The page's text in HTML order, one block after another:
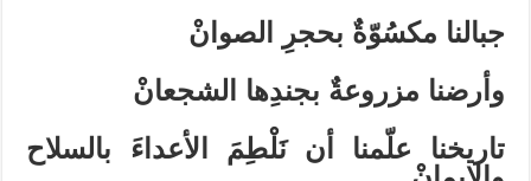
جبالنا مكسُوّةٌ بحجرِ الصوانْ
وأرضنا مزروعةٌ بجندِها الشجعانْ
تاريخنا علّمنا أن نَلْطِمَ الأعداءَ بالسلاح